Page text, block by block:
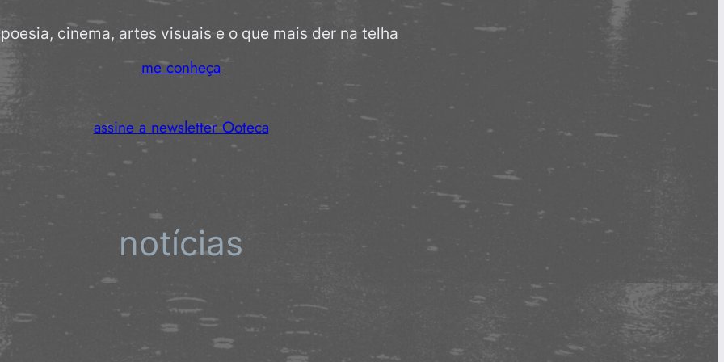
cinema, artes visuais e o que mais der na telha
me conheça
assine a newsletter Ooteca
notícias